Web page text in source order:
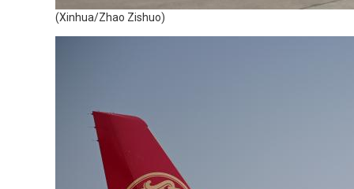
(Xinhua/Zhao Zishuo)